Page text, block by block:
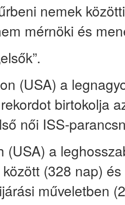
nemek
mérnöki és
(USA) a
birtokolja
női ISS-
(USA) a
(328 nap)
műveletben